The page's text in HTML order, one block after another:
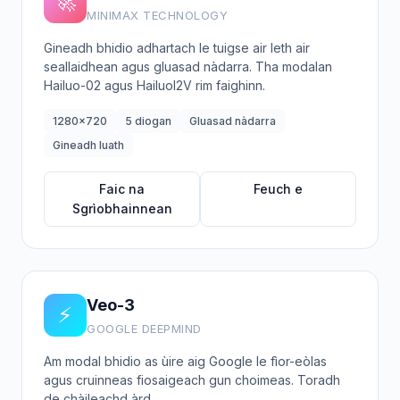
MINIMAX TECHNOLOGY
Gineadh bhidio adhartach le tuigse air leth air
seallaidhean agus gluasad nàdarra. Tha modalan
Hailuo-02 agus HailuoI2V rim faighinn.
1280x720 5 diogan
Gluasad nàdarra
Gineadh luath
Faic na
Sgrìobhainnean
Feuch e
⚡ Veo-3
GOOGLE DEEPMIND
Am modal bhidio as ùire aig Google le fìor-eòlas
agus cruinneas fiosaigeach gun choimeas. Toradh